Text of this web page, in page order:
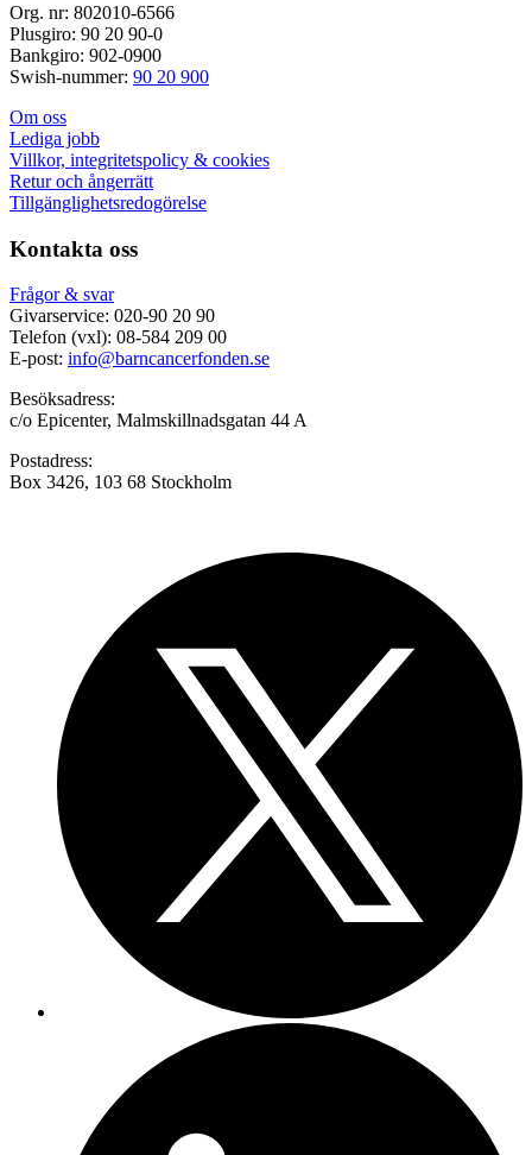
Org. nr: 802010-6566
Plusgiro: 90 20 90-0
Bankgiro: 902-0900
Swish-nummer: 90 20 900
Om oss
Lediga jobb
Villkor, integritetspolicy & cookies
Retur och ångerrätt
Tillgänglighetsredogörelse
Kontakta oss
Frågor & svar
Givarservice: 020-90 20 90
Telefon (vxl): 08-584 209 00
E-post: info@barncancerfonden.se
Besöksadress:
c/o Epicenter, Malmskillnadsgatan 44 A
Postadress:
Box 3426, 103 68 Stockholm